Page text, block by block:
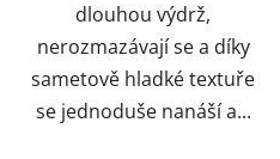
dlouhou výdrž,
nerozmazávají se a díky
sametově hladké textuře
se jednoduše nanáší a...